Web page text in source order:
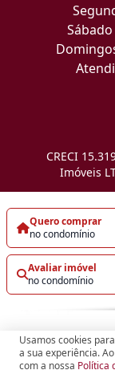
Usamos cookies
a sua experiência.
com a nossa Política
Quero comprar
no condomínio
Avaliar imóvel
no condomínio
CRECI
Imóveis